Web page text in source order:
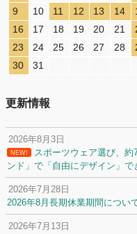
9
10 11 12 13 14
16
17 18 19 20 21
23
24 25 26 27 28
30
31
更新情報
2026年8月3日
NEW!
スポーツウェア選び、
ンド」で「自由にデザイン」で
2026年7月28日
2026年8月長期休業期間につい
2026年7月13日